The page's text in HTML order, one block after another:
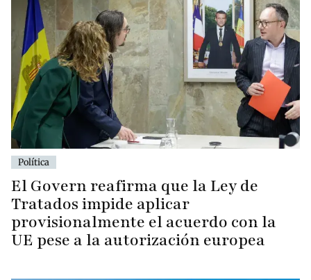
Política
El Govern reafirma que la Ley de
Tratados impide aplicar
provisionalmente el acuerdo con la
UE pese a la autorización europea